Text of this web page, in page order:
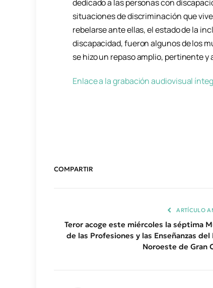
dedicado a las personas con
situaciones de discriminación que
rebelarse ante ellas, el estado de la
discapacidad, fueron algunos de los
se hizo un repaso amplio, pertinente
Enlace a la grabación audiovisual
COMPARTIR
ARTÍCULO
Teror acoge este miércoles la séptima
de las Profesiones y las Enseñanzas
Noroeste de Gran